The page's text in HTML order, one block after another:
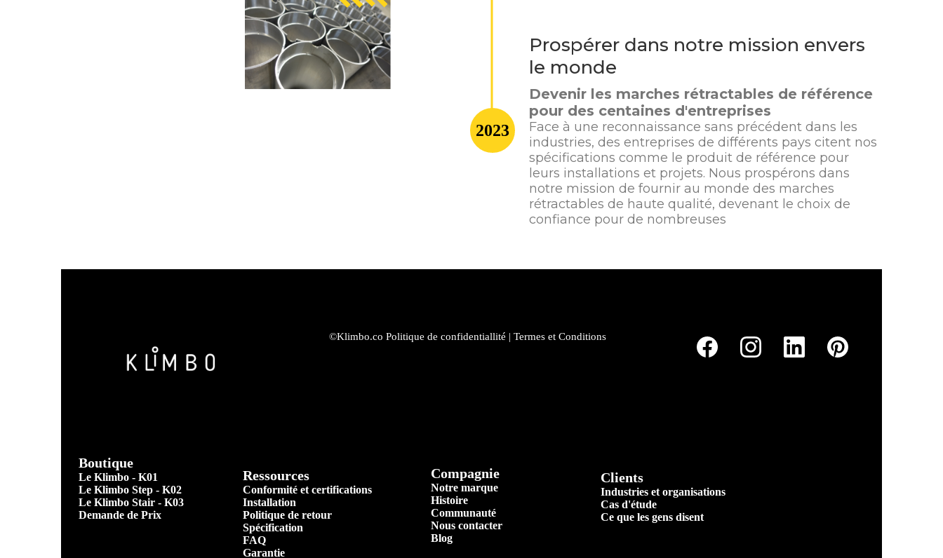
2023
Prospérer dans notre mission envers
le monde
Devenir les marches rétractables de référence
pour des centaines d'entreprises
Face à une reconnaissance sans précédent dans les
industries, des entreprises de différents pays citent nos
spécifications comme le produit de référence pour
leurs installations et projets. Nous prospérons dans
notre mission de fournir au monde des marches
rétractables de haute qualité, devenant le choix de
confiance pour de nombreuses
©Klimbo.co Politique de confidentiallité |Termes et Conditions
Boutique
Le Klimbo - K01
Le Klimbo Step - K02
Le Klimbo Stair - K03
Demande de Prix
Ressources
Conformité et certifications
Installation
Politique de retour
Spécification
FAQ
Garantie
Compagnie
Notre marque
Histoire
Communauté
Nous contacter
Blog
Clients
Industries et organisations
Cas d'étude
Ce que les gens disent